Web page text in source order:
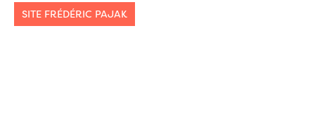
SITE FRÉDÉRIC PAJAK